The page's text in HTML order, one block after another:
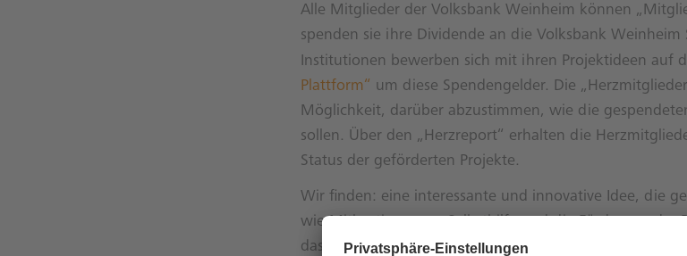
Alle Mitglieder der Volksbank Weinheim können
spenden sie ihre Dividende an die Volksbank
Institutionen bewerben sich mit ihren Projektideen auf
Plattform“ um diese Spendengelder. Die
Möglichkeit, darüber abzustimmen, wie die
sollen. Über den „Herzreport“ erhalten die
Status der geförderten Projekte.
Wir finden: eine interessante und innovative Idee, die
wie Mitbestimmung, Selbsthilfe und die Förderung der
das hoffentlich viele Nachahmer findet.